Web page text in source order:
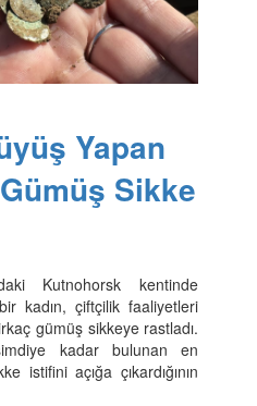
Yapan
Sikke
Kutnohorsk kentinde
kadın, çiftçilik faaliyetleri
gümüş sikkeye rastladı.
kadar bulunan en
istifini açığa çıkardığının